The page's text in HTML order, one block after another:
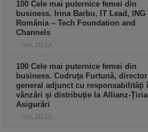
100 Cele mai puternice femei din
business. Irina Barbu, IT Lead, ING
România – Tech Foundation and
Channels
ieri, 20:14
100 Cele mai puternice femei din
business. Codruţa Furtună, director
general adjunct cu responsabilităţi
vânzări şi distribuţie la Allianz-
Asigurări
ieri, 20:13